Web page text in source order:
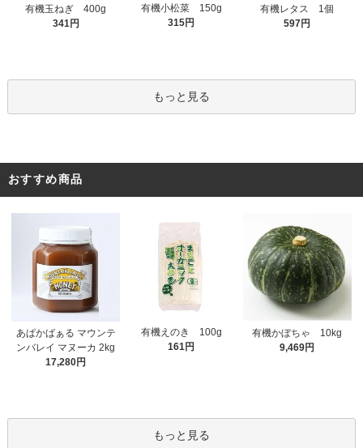
有機玉ねぎ 400g
341円
有機小松菜 150g
315円
有機レタス 1個
597円
もっと見る
おすすめ商品
あぱかばぁる マウンテ
ンバレイ マヌーカ 2kg
17,280円
有機えのき 100g
161円
有機かぼちゃ 10kg
9,469円
もっと見る